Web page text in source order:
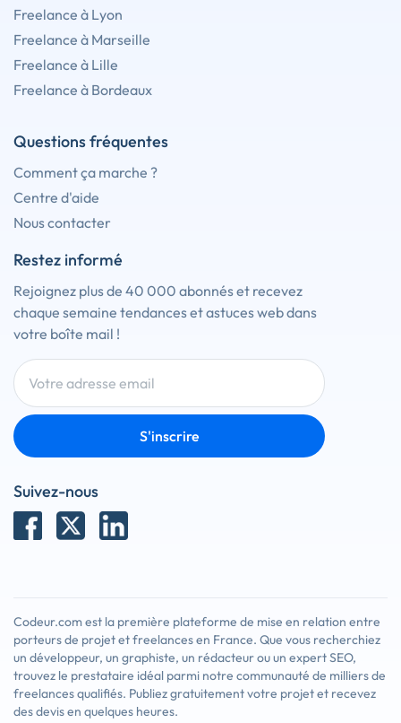
Freelance à Lyon
Freelance à Marseille
Freelance à Lille
Freelance à Bordeaux
Questions fréquentes
Comment ça marche ?
Centre d'aide
Nous contacter
Restez informé
Rejoignez plus de 40 000 abonnés et recevez
chaque semaine tendances et astuces web dans
votre boîte mail !
S'inscrire
Suivez-nous
Codeur.com est la première plateforme de mise en relation entre
porteurs de projet et freelances en France. Que vous recherchiez
un développeur, un graphiste, un rédacteur ou un expert SEO,
trouvez le prestataire idéal parmi notre communauté de milliers de
freelances qualifiés. Publiez gratuitement votre projet et recevez
des devis en quelques heures.